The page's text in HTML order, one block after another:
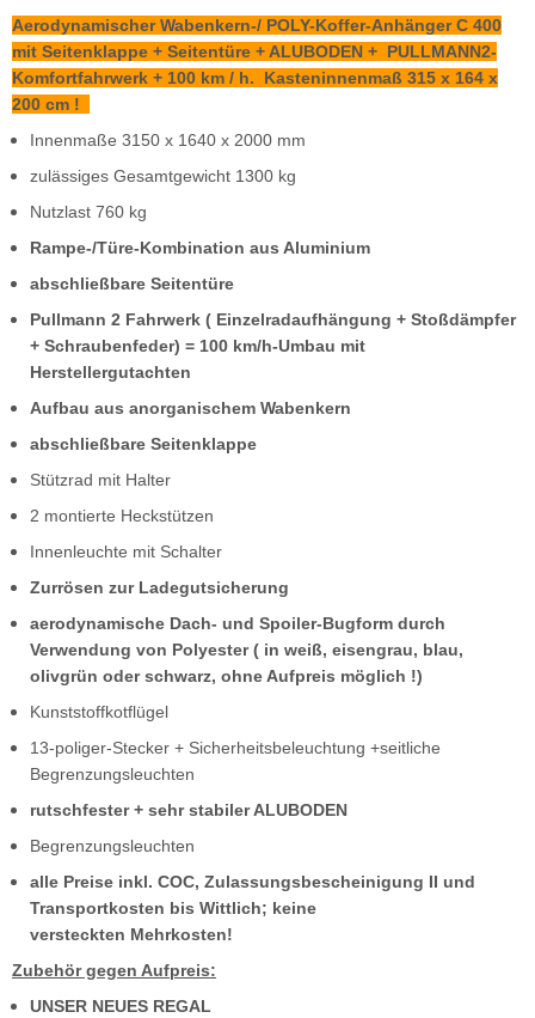
Aerodynamischer Wabenkern-/ POLY-Koffer-Anhänger C 400
mit Seitenklappe + Seitentüre + ALUBODEN + PULLMANN2-
Komfortfahrwerk + 100 km / h. Kasteninnenmaß 315 x 164 x
200 cm !
Innenmaße 3150 x 1640 x 2000 mm
zulässiges Gesamtgewicht 1300 kg
Nutzlast 760 kg
Rampe-/Türe-Kombination aus Aluminium
abschließbare Seitentüre
Pullmann 2 Fahrwerk ( Einzelradaufhängung + Stoßdämpfer
+ Schraubenfeder) = 100 km/h-Umbau mit
Herstellergutachten
Aufbau aus anorganischem Wabenkern
abschließbare Seitenklappe
Stützrad mit Halter
2 montierte Heckstützen
Innenleuchte mit Schalter
Zurrösen zur Ladegutsicherung
aerodynamische Dach- und Spoiler-Bugform durch
Verwendung von Polyester ( in weiß, eisengrau, blau,
olivgrün oder schwarz, ohne Aufpreis möglich !)
Kunststoffkotflügel
13-poliger-Stecker + Sicherheitsbeleuchtung +seitliche
Begrenzungsleuchten
rutschfester + sehr stabiler ALUBODEN
Begrenzungsleuchten
alle Preise inkl. COC, Zulassungsbescheinigung II und
Transportkosten bis Wittlich; keine
versteckten Mehrkosten!
Zubehör gegen Aufpreis:
UNSER NEUES REGAL